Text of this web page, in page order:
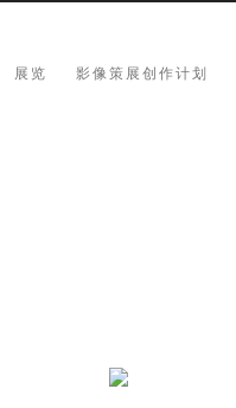
展览 影像策展创作计划